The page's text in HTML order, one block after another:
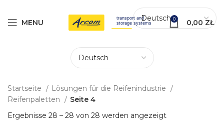
MENU 0 0,00 ZŁ
Startseite
Lösungen für die Reifenindustrie
Reifenpaletten
Seite 4
Ergebnisse 28 – 28 von 28 werden angezeigt